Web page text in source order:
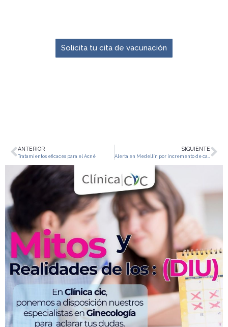
Solicita tu cita de vacunación
ANTERIOR
Tratamientos eficaces para el Acné
SIGUIENTE